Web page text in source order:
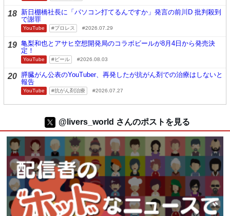
18 新日棚橋社長に「パソコン打てるんですか」発言の前川D 批判殺到
で謝罪
YouTube プロレス 2026.07.29
19 亀梨和也とアサヒ空想開発局のコラボビールが8月4日から発売決
定！
YouTube ビール 2026.08.03
20 膵臓がん公表のYouTuber、再発したが抗がん剤での治療はしないと
報告
YouTube 抗がん剤治療 2026.07.27
@livers_world さんのポストを見る